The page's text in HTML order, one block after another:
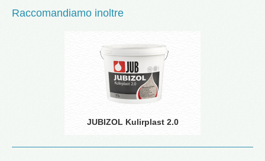
Raccomandiamo inoltre
JUBIZOL Kulirplast 2.0